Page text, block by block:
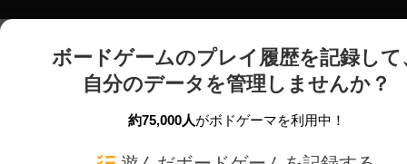
じっくり表示
商品名、商品説明文、デザイナー名、テーマ名、メカニクス名を対象にフリ
ゲームデザイナー名を指定し
ゲームデザイナー
ボードゲームのプレイ履歴を記録して
自分のデータを管理しませんか？
約75,000人がボドゲーマを利用中！